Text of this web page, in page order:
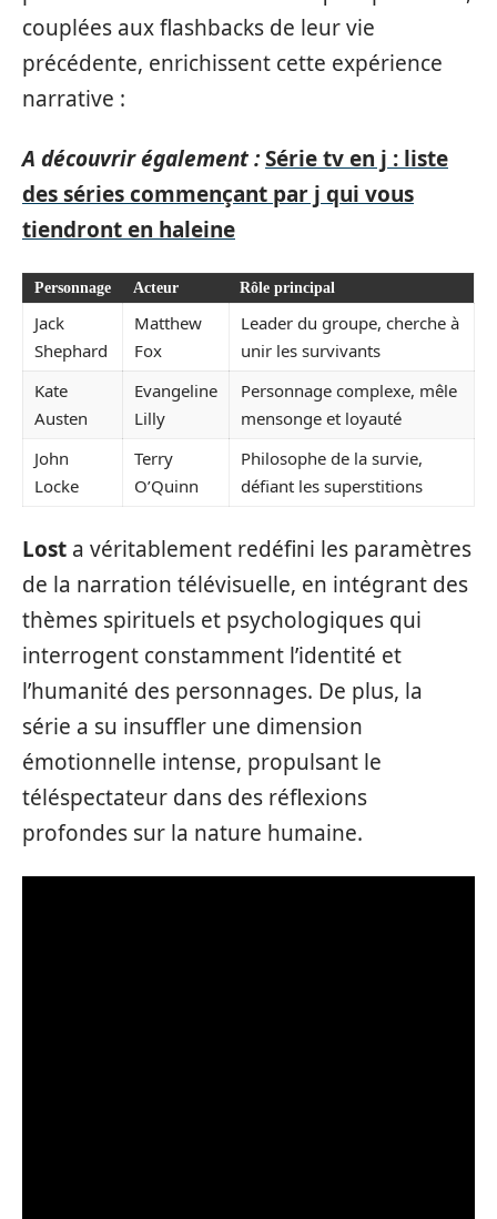
couplées aux flashbacks de leur vie
précédente, enrichissent cette expérience
narrative :
A découvrir également :Série tv en j : liste
des séries commençant par j qui vous
tiendront en haleine
Personnage Acteur Rôle principal
Jack
Shephard
Matthew
Fox
Leader du groupe, cherche à
unir les survivants
Kate
Austen
Evangeline
Lilly
Personnage complexe, mêle
mensonge et loyauté
John
Locke
Terry
O’Quinn
Philosophe de la survie,
défiant les superstitions
Lost a véritablement redéfini les paramètres
de la narration télévisuelle, en intégrant des
thèmes spirituels et psychologiques qui
interrogent constamment l’identité et
l’humanité des personnages. De plus, la
série a su insuffler une dimension
émotionnelle intense, propulsant le
téléspectateur dans des réflexions
profondes sur la nature humaine.